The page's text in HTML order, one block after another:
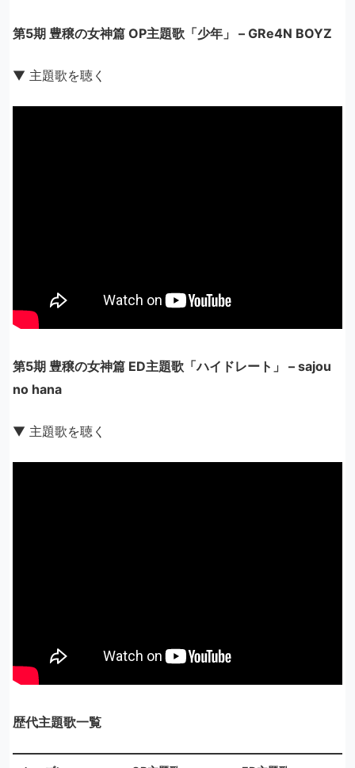
第5期 豊穣の女神篇 OP主題歌「少年」 – GRe4N BOYZ
▼ 主題歌を聴く
第5期 豊穣の女神篇 ED主題歌「ハイドレート」 – sajou
no hana
▼ 主題歌を聴く
歴代主題歌一覧